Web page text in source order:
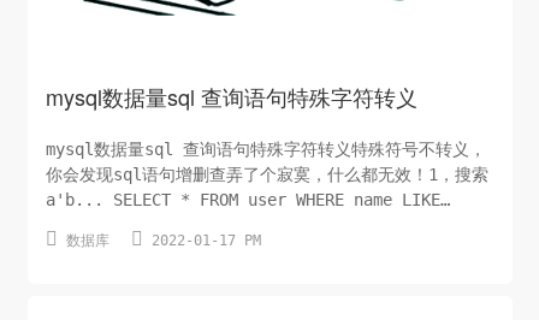
mysql数据量sql 查询语句特殊字符转义
mysql数据量sql 查询语句特殊字符转义特殊符号不转义，
你会发现sql语句增删查弄了个寂寞，什么都无效！1，搜索
a'b... SELECT * FROM user WHERE name LIKE
WHERE name LIKE 'a\%b%'; 3，搜索a_b... SELECT *
 数据库  2022-01-17 PM